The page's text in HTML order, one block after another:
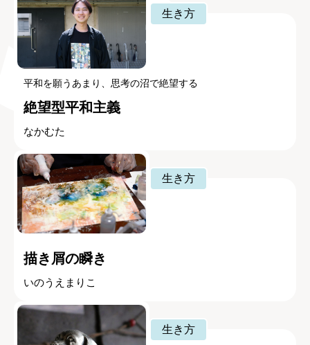
生き方
平和を願うあまり、思考の沼で絶望する
絶望型平和主義
なかむた
生き方
描き屑の瞬き
いのうえまりこ
生き方